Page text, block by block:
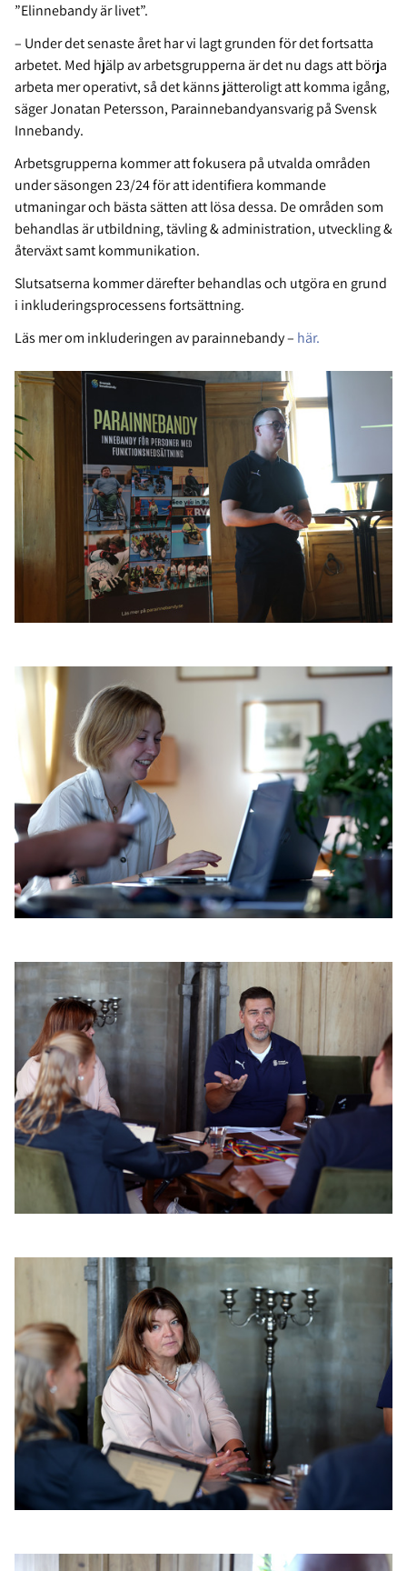
”Elinnebandy är livet”.
– Under det senaste året har vi lagt grunden för det fortsatta
arbetet. Med hjälp av arbetsgrupperna är det nu dags att börja
arbeta mer operativt, så det känns jätteroligt att komma igång,
säger Jonatan Petersson, Parainnebandyansvarig på Svensk
Innebandy.
Arbetsgrupperna kommer att fokusera på utvalda områden
under säsongen 23/24 för att identifiera kommande
utmaningar och bästa sätten att lösa dessa. De områden som
behandlas är utbildning, tävling & administration, utveckling &
återväxt samt kommunikation.
Slutsatserna kommer därefter behandlas och utgöra en grund
i inkluderingsprocessens fortsättning.
Läs mer om inkluderingen av parainnebandy – här.